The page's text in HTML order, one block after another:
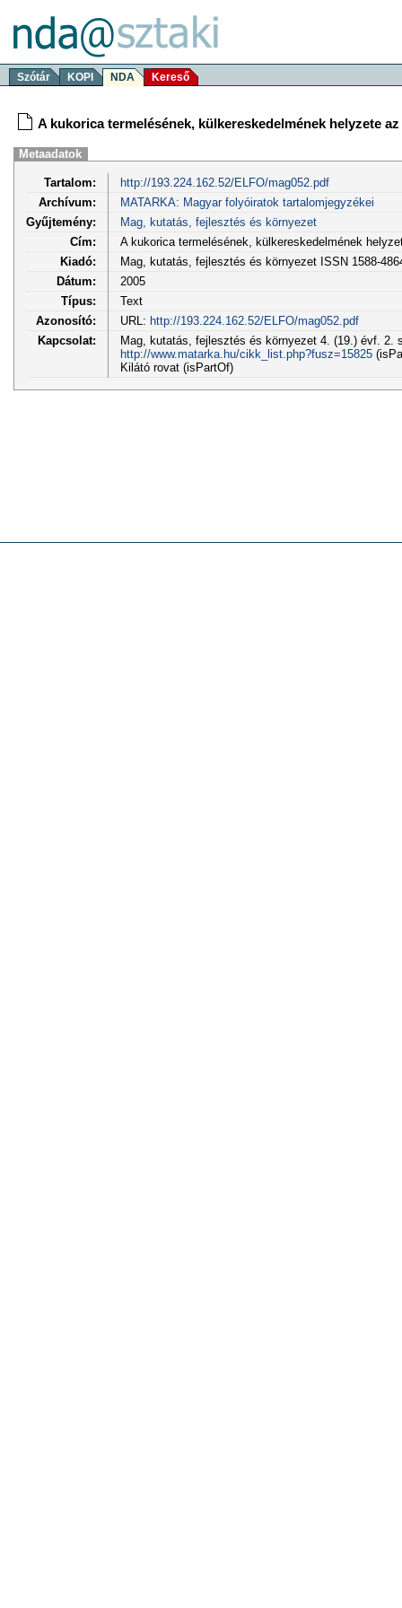
Szótár KOPI NDA Kereső
A kukorica termelésének, külkereskedelmének helyzete az
Metaadatok
Tartalom:
http://193.224.162.52/ELFO/mag052.pdf
Archívum:
MATARKA: Magyar folyóiratok tartalomjegyzékei
Gyűjtemény:
Mag, kutatás, fejlesztés és környezet
Cím:
A kukorica termelésének, külkereskedelmének
Kiadó:
Mag, kutatás, fejlesztés és környezet ISSN 1588-
Dátum:
2005
Típus:
Text
Azonosító:
URL: http://193.224.162.52/ELFO/mag052.pdf
Kapcsolat:
Mag, kutatás, fejlesztés és környezet 4. (19.) évf. 2.
http://www.matarka.hu/cikk_list.php?fusz=15825
Kilátó rovat (isPartOf)